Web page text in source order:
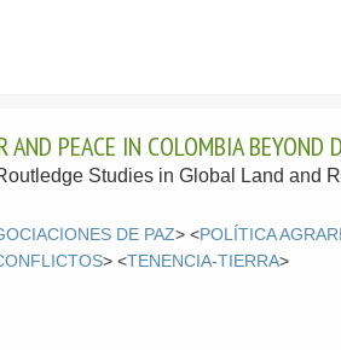
AND PEACE IN COLOMBIA BEYOND
Studies in Global Land and
DE PAZ> <POLÍTICA
> <TENENCIA-TIERRA>